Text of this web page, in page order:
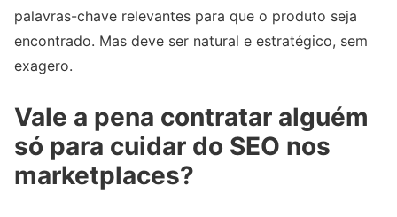
palavras-chave relevantes para que o produto seja
encontrado. Mas deve ser natural e estratégico, sem
exagero.
Vale a pena contratar alguém
só para cuidar do SEO nos
marketplaces?